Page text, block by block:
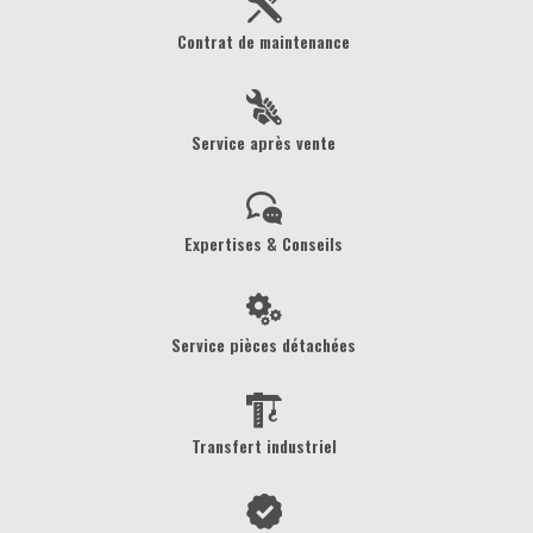
Contrat de maintenance
Service après vente
Expertises & Conseils
Service pièces détachées
Transfert industriel